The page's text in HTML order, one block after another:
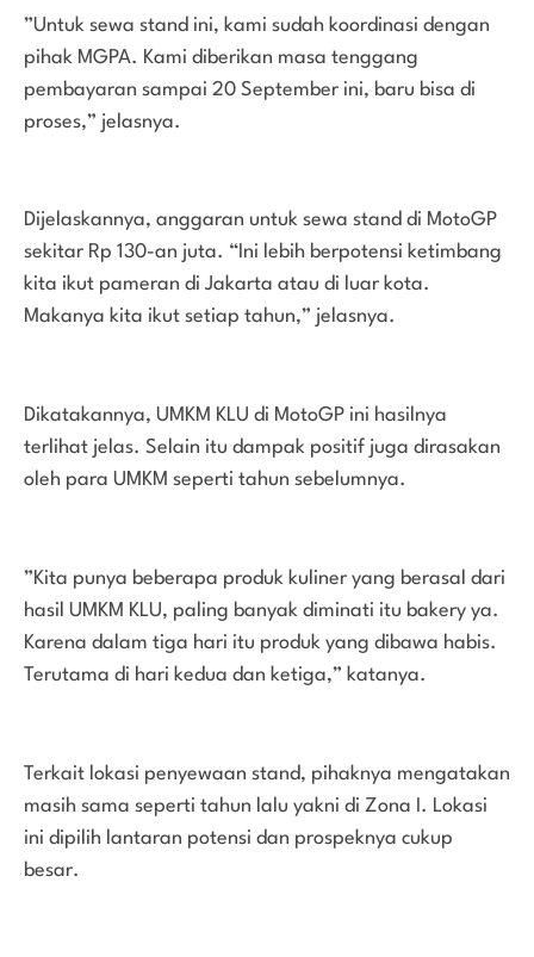
”Untuk sewa stand ini, kami sudah koordinasi dengan
pihak MGPA. Kami diberikan masa tenggang
pembayaran sampai 20 September ini, baru bisa di
proses,” jelasnya.
Dijelaskannya, anggaran untuk sewa stand di MotoGP
sekitar Rp 130-an juta. “Ini lebih berpotensi ketimbang
kita ikut pameran di Jakarta atau di luar kota.
Makanya kita ikut setiap tahun,” jelasnya.
Dikatakannya, UMKM KLU di MotoGP ini hasilnya
terlihat jelas. Selain itu dampak positif juga dirasakan
oleh para UMKM seperti tahun sebelumnya.
”Kita punya beberapa produk kuliner yang berasal dari
hasil UMKM KLU, paling banyak diminati itu bakery ya.
Karena dalam tiga hari itu produk yang dibawa habis.
Terutama di hari kedua dan ketiga,” katanya.
Terkait lokasi penyewaan stand, pihaknya mengatakan
masih sama seperti tahun lalu yakni di Zona I. Lokasi
ini dipilih lantaran potensi dan prospeknya cukup
besar.